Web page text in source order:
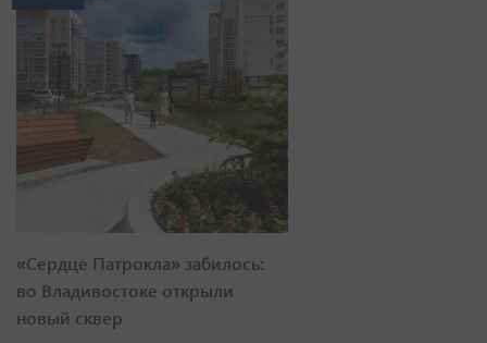
«Сердце Патрокла» забилось:
во Владивостоке открыли
новый сквер